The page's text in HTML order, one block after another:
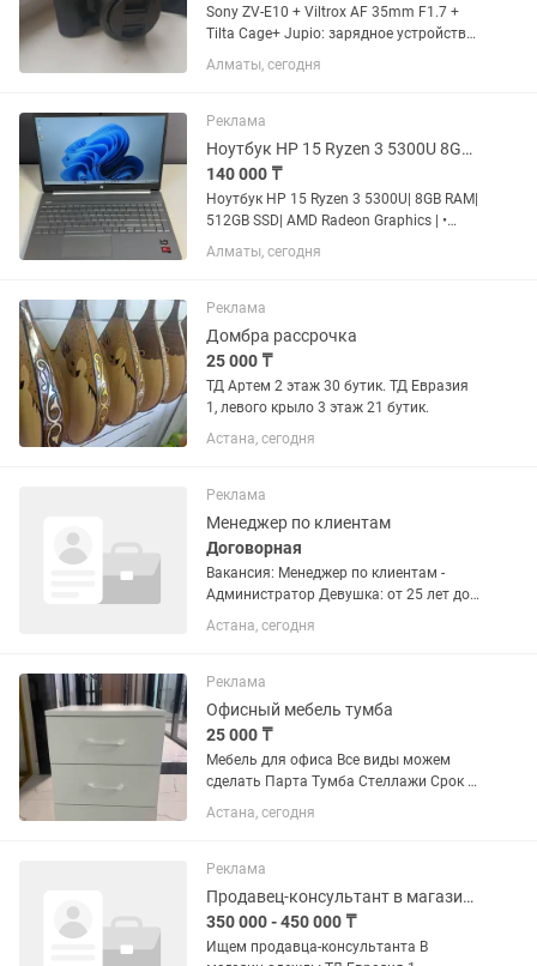
Sony ZV-E10 + Viltrox AF 35mm F1.7 +
Tilta Cage+ Jupio: зарядное устройство
USB на 2 аккумулятора + 2
аккумулятора Продаю практически
видеосъёмки. Использовался всего 3...
Алматы, сегодня
Реклама
Ноутбук HP 15 Ryzen 3 5300U 8GB RAM 512GB SSD AMD Radeon Graphics
140 000 ₸
Ноутбук HP 15 Ryzen 3 5300U| 8GB RAM|
512GB SSD| AMD Radeon Graphics | •
Характеристики | Процессор: AMD
RYZEN 3 5300U 2.60Ghz | Память:
1920x1080 | AMD Radeon...
Алматы, сегодня
Реклама
Домбра рассрочка
25 000 ₸
ТД Артем 2 этаж 30 бутик. ТД Евразия
1, левого крыло 3 этаж 21 бутик.
Астана, сегодня
Реклама
Менеджер по клиентам
Договорная
Вакансия: Менеджер по клиентам -
Администратор Девушка: от 25 лет до
45 Istina Dance & Sport Academy
приглашает в команду ответственного
Обязанности: • Работа с...
Астана, сегодня
Реклама
Офисный мебель тумба
25 000 ₸
Мебель для офиса Все виды можем
сделать Парта Тумба Стеллажи Срок 2-
3 дня материал томский лдсп На заказ
доставка бесплатно по городу
Астана, сегодня
Реклама
Продавец-консультант в магазине одежды
350 000 - 450 000 ₸
Ищем продавца‐консультанта В